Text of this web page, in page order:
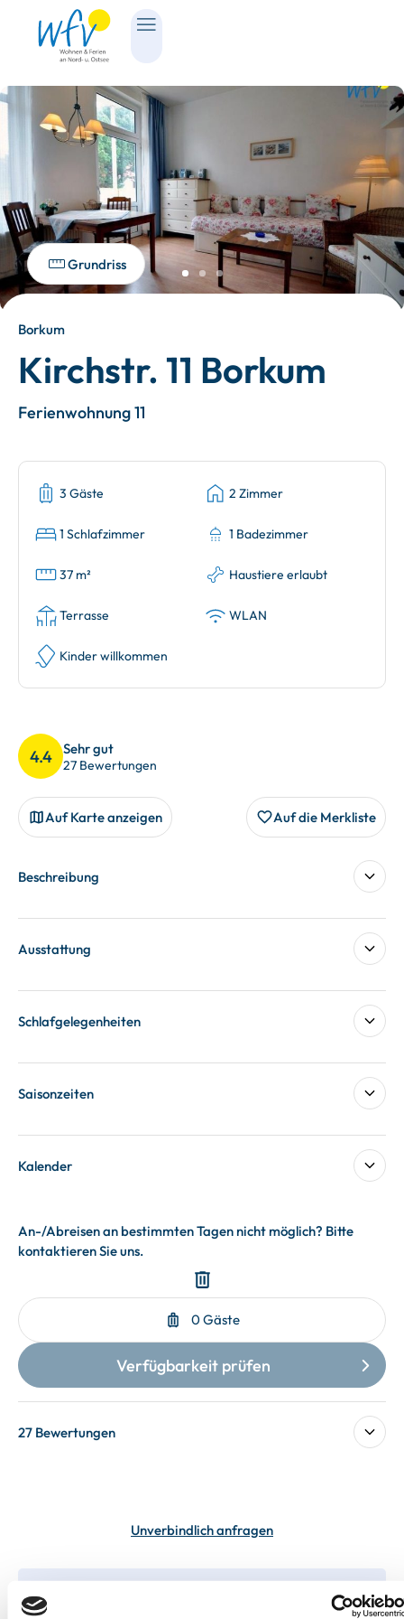
Grundriss
Borkum
Kirchstr. 11 Borkum
Ferienwohnung 11
3 Gäste 2 Zimmer
1 Schlafzimmer 1 Badezimmer
37 m² Haustiere erlaubt
Terrasse WLAN
Kinder willkommen
4.4 Sehr gut
27 Bewertungen
Auf Karte anzeigen Auf die Merkliste
Beschreibung
Ausstattung
Schlafgelegenheiten
Saisonzeiten
Kalender
27 Bewertungen
Unverbindlich anfragen
In deiner Buchung inbegriffen